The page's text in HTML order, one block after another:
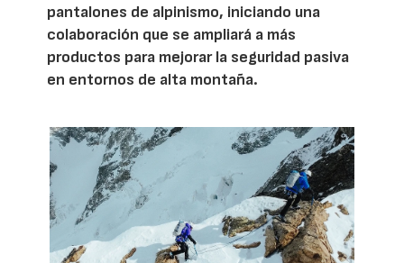
pantalones de alpinismo, iniciando una
colaboración que se ampliará a más
productos para mejorar la seguridad pasiva
en entornos de alta montaña.